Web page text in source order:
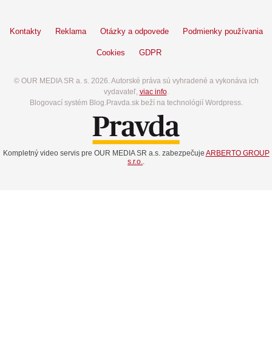
Kontakty Reklama Otázky a odpovede Podmienky používania
Cookies GDPR
© OUR MEDIA SR a. s. 2026. Autorské práva sú vyhradené a vykonáva ich
vydavateľ, viac info.
Blogovací systém Blog.Pravda.sk beží na technológií Wordpress.
Kompletný video servis pre OUR MEDIA SR a.s. zabezpečuje ARBERTO GROUP
s.r.o..